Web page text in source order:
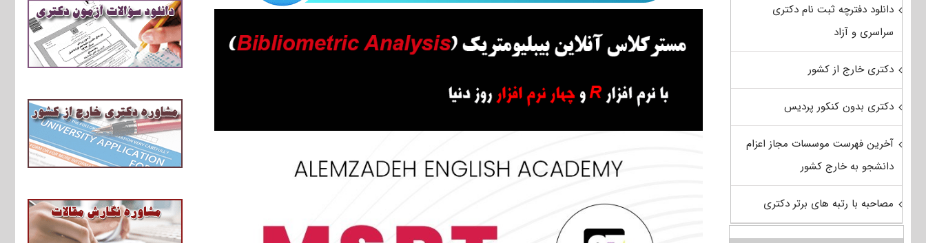
دانلود دفترچه ثبت نام دکتری
سراسری و آزاد
دکتری خارج از کشور
دکتری بدون کنکور پردیس
آخرین فهرست موسسات مجاز اعزام
دانشجو به خارج کشور
مصاحبه با رتبه های برتر دکتری